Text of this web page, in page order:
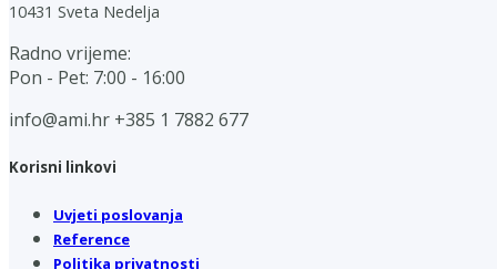
10431 Sveta Nedelja
Radno vrijeme:
Pon - Pet: 7:00 - 16:00
info@ami.hr +385 1 7882 677
Korisni linkovi
Uvjeti poslovanja
Reference
Politika privatnosti